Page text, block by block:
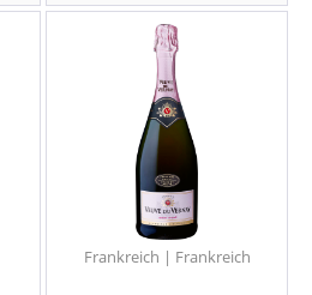
Frankreich | Frankreich